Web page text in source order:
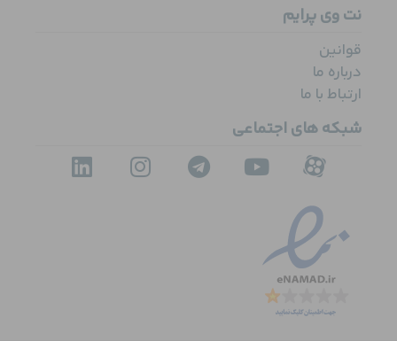
نت وی پرایم
قوانین
درباره ما
ارتباط با ما
شبکه های اجتماعی